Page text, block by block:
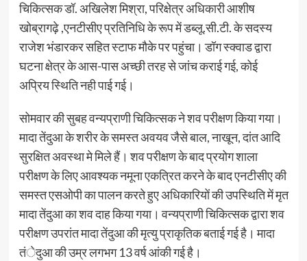
चिकित्सक डॉ. अखिलेश मिश्रा, परिक्षेत्र अधिकारी आशीष
खोब्रागढ़े ,एनटीसीए प्रतिनिधि के रूप में डब्लू.सी.टी. के सदस्य
राजेश भंडारकर सहित स्टाफ मौके पर पहुंचा। डॉग स्क्वाड द्वारा
घटना क्षेत्र के आस-पास अच्छी तरह से जांच कराई गई, कोई
अप्रिय स्थिति नही पाई गई।
सोमवार की सुबह वन्यप्राणी चिकित्सक ने शव परीक्षण किया गया।
मादा तेंदुआ के शरीर के समस्त अवयव जैसे बाल, नाखून, दांत आदि
सुरक्षित अवस्था मे मिले हैं। शव परीक्षण के बाद प्रयोग शाला
परीक्षण के लिए आवश्यक नमूना एकत्रित करने के बाद एनटीसीए की
समस्त एसओपी का पालन करते हुए अधिकारियों की उपस्थिति में मृत
मादा तेंदुआ का शव दाह किया गया। वन्यप्राणी चिकित्सक द्वारा शव
परीक्षण उपरांत मादा तेंदुआ की मृत्यु प्राकृतिक बताई गई है। मादा
तंेदुआ की उम्र लगभग 13 वर्ष आंकी गई है।